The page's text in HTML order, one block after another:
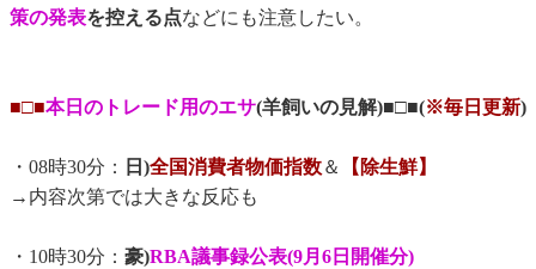
策の発表を控える点などにも注意したい。
■□■本日のトレード用のエサ(羊飼いの見解)■□■(※毎日更新)
・08時30分： 日)全国消費者物価指数＆
【除生鮮】
→内容次第では大きな反応も
・10時30分： 豪)RBA議事録公表(9月6日開催分)